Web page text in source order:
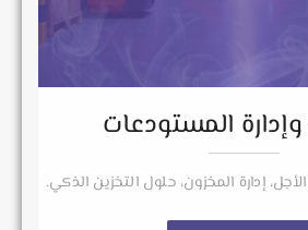
المستودعات
إدارة المخزون، حلول التخزين الذكي.